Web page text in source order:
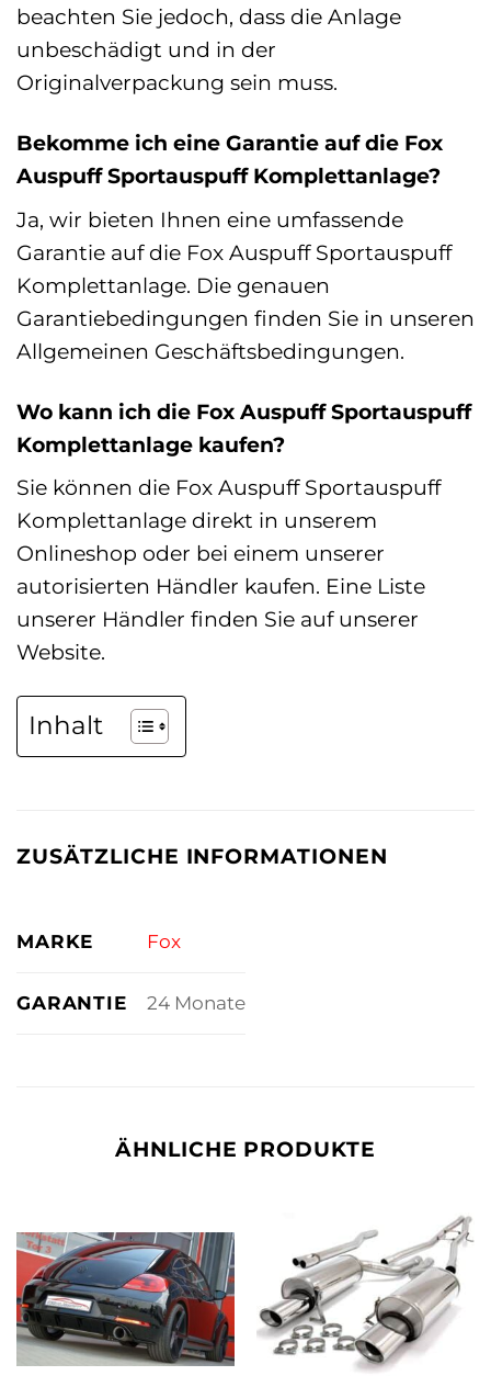
beachten Sie jedoch, dass die Anlage
unbeschädigt und in der
Originalverpackung sein muss.
Bekomme ich eine Garantie auf die Fox
Auspuff Sportauspuff Komplettanlage?
Ja, wir bieten Ihnen eine umfassende
Garantie auf die Fox Auspuff Sportauspuff
Komplettanlage. Die genauen
Garantiebedingungen finden Sie in unseren
Allgemeinen Geschäftsbedingungen.
Wo kann ich die Fox Auspuff Sportauspuff
Komplettanlage kaufen?
Sie können die Fox Auspuff Sportauspuff
Komplettanlage direkt in unserem
Onlineshop oder bei einem unserer
autorisierten Händler kaufen. Eine Liste
unserer Händler finden Sie auf unserer
Website.
Inhalt
ZUSÄTZLICHE INFORMATIONEN
MARKE Fox
GARANTIE 24 Monate
ÄHNLICHE PRODUKTE